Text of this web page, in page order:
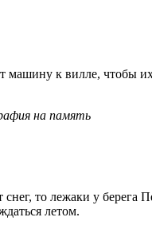
к вилле, чтобы
на память
то лежаки у берега
летом.